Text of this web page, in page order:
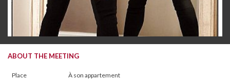
ABOUT THE MEETING
Place
À son appartement